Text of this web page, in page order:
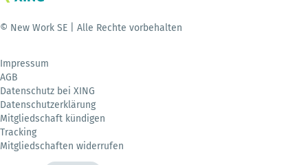
© New Work SE | Alle Rechte vorbehalten
Impressum
AGB
Datenschutz bei XING
Datenschutzerklärung
Mitgliedschaft kündigen
Tracking
Mitgliedschaften widerrufen